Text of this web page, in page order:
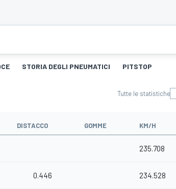
STORIA DEGLI PNEUMATICI PITSTOP
Tutte le statistiche
DISTACCO GOMME KM/H
235.708
0.446 234.528